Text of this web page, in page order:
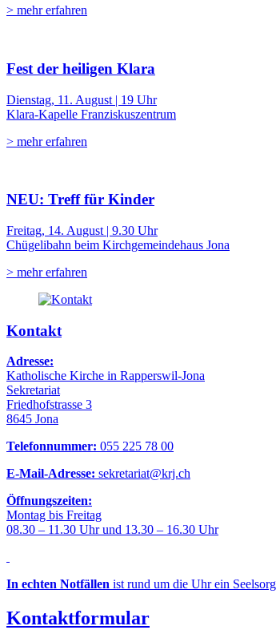
> mehr erfahren
Fest der heiligen Klara
Dienstag, 11. August | 19 Uhr
Klara-Kapelle Franziskuszentrum
> mehr erfahren
NEU: Treff für Kinder
Freitag, 14. August | 9.30 Uhr
Chügelibahn beim Kirchgemeindehaus Jona
> mehr erfahren
Kontakt
Adresse:
Katholische Kirche in Rapperswil-Jona
Sekretariat
Friedhofstrasse 3
8645 Jona
Telefonnummer: 055 225 78 00
E-Mail-Adresse: sekretariat@krj.ch
Öffnungszeiten:
Montag bis Freitag
08.30 – 11.30 Uhr und 13.30 – 16.30 Uhr
In echten Notfällen ist rund um die Uhr ein
Kontaktformular